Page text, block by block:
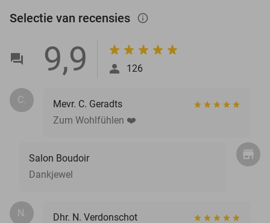
Selectie van recensies info_outlined
9,9 126
C.
Mevr. C. Geradts
Zum Wohlfühlen ❤️
Salon Boudoir
Dankjewel
N.
Dhr. N. Verdonschot